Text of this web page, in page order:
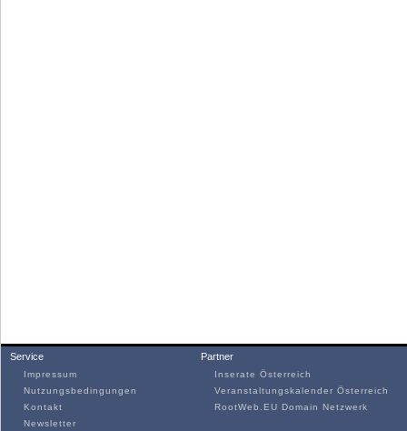
Service
Impressum
Nutzungsbedingungen
Kontakt
Newsletter
Partner
Inserate Österreich
Veranstaltungskalender Österreich
RootWeb.EU Domain Netzwerk